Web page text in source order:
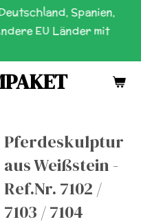
Spanien,
EU Länder mit
Pferdeskulptur
aus Weißstein -
Ref.Nr. 7102 /
7103 / 7104